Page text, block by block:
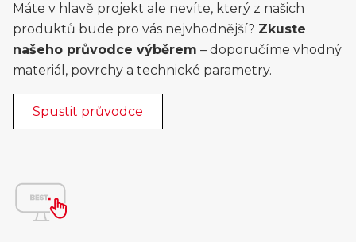
Máte v hlavě projekt ale nevíte, který z našich
produktů bude pro vás nejvhodnější? Zkuste
našeho průvodce výběrem – doporučíme vhodný
materiál, povrchy a technické parametry.
Spustit průvodce